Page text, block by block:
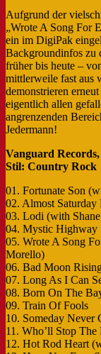
Aufgrund der
„Wrote A Song For
ein im DigiPak
Backgroundinfos zu
früher bis heute –
mittlerweile fast aus
demonstrieren
eigentlich allen
angrenzenden
Jedermann!
Vanguard
Stil: Country Rock
01. Fortunate Son
02. Almost
03. Lodi (with
04. Mystic Highway
05. Wrote A Song
Morello)
06. Bad Moon
07. Long As I Can
08. Born On The
09. Train Of Fools
10. Someday Never
11. Who’ll Stop
12. Hot Rod Heart